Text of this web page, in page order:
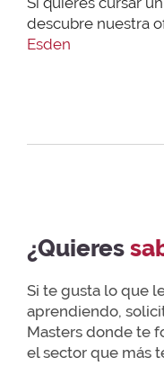
descubre nuestra
Esden
¿Quieres
Si te gusta lo que
aprendiendo,
Masters donde te
el sector que más